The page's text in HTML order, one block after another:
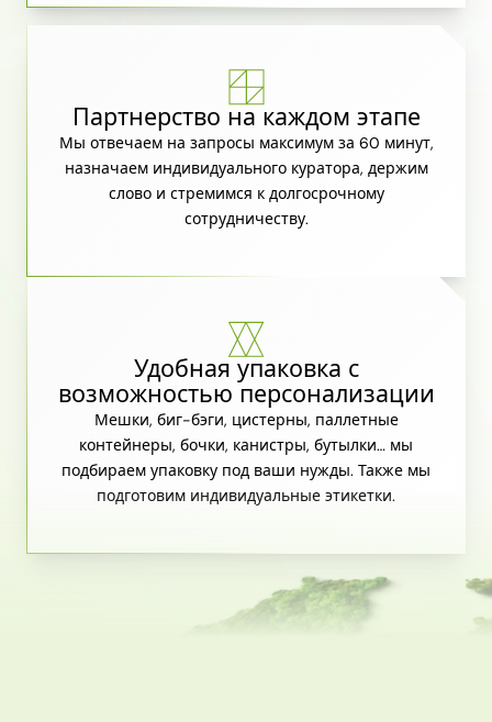
Партнерство на каждом этапе
Мы отвечаем на запросы максимум за 60 минут,
назначаем индивидуального куратора, держим
слово и стремимся к долгосрочному
сотрудничеству.
Удобная упаковка с
возможностью персонализации
Мешки, биг-бэги, цистерны, паллетные
контейнеры, бочки, канистры, бутылки… мы
подбираем упаковку под ваши нужды. Также мы
подготовим индивидуальные этикетки.